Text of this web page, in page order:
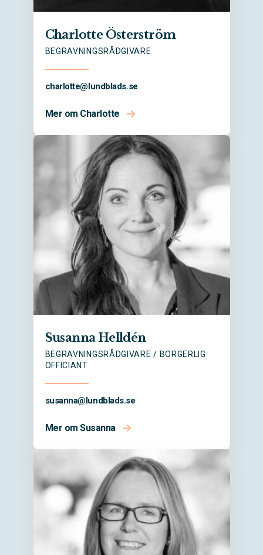
Charlotte Österström
BEGRAVNINGSRÅDGIVARE
charlotte@lundblads.se
Mer om Charlotte
Susanna Helldén
BEGRAVNINGSRÅDGIVARE / BORGERLIG
OFFICIANT
susanna@lundblads.se
Mer om Susanna